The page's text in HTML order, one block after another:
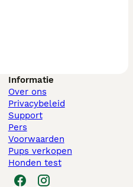
Informatie
Over ons
Privacybeleid
Support
Pers
Voorwaarden
Pups verkopen
Honden test